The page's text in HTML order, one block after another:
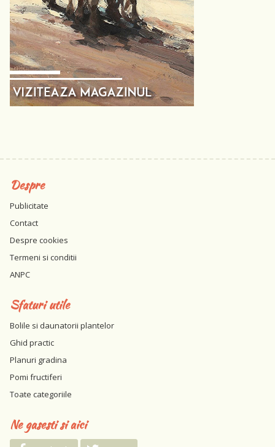
Despre
Publicitate
Contact
Despre cookies
Termeni si conditii
ANPC
Sfaturi utile
Bolile si daunatorii plantelor
Ghid practic
Planuri gradina
Pomi fructiferi
Toate categoriile
Ne gasesti si aici